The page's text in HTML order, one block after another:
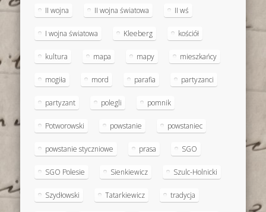
II wojna II wojna światowa II wś
I wojna światowa Kleeberg kościół
kultura mapa mapy mieszkańcy
mogiła mord parafia partyzanci
partyzant polegli pomnik
Potworowski powstanie powstaniec
powstanie styczniowe prasa SGO
SGO Polesie Sienkiewicz Szulc-Holnicki
Szydłowski Tatarkiewicz tradycja